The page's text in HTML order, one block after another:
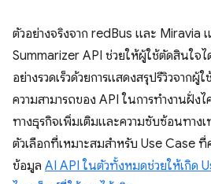
ตัวอย่างจริงจาก redBus และ Miravia
Summarizer API ช่วยให้ผู้ใช้ตัดสินใจ
อย่างรวดเร็วด้วยการแสดงสรุปรีวิวจากผู้
ความสามารถของ API ในการทำงานฝั่ง
ทางธุรกิจเพิ่มเติมและความซับซ้อนทาง
ตัวเลือกที่เหมาะสมสำหรับ Use Case
ข้อมูล AI API ในตัวทั้งหมดช่วยให้เกิด